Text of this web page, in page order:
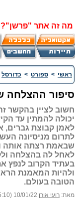
מה זה אתר "פרשן"?
ראשי > ספורט > כדורסל
סיפור ההצלחה
חשוב לציין בהקשר
יכולה להמתין עד
לאמן קבוצת גברים,
לתרום מניסיונה
שבאמת רצתה אותה
לאחל לה בהצלחה
בעתיד הקרוב לנפץ
ולהיות המאמנת
הטובה בעולם.
מאת: רועי אורן 10/01/22 (15:10)